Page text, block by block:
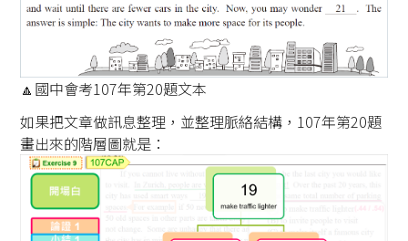
🔼國中會考107年第20題文本
如果把文章做訊息整理，並整理脈絡結構，107年第20題
畫出來的階層圖就是：